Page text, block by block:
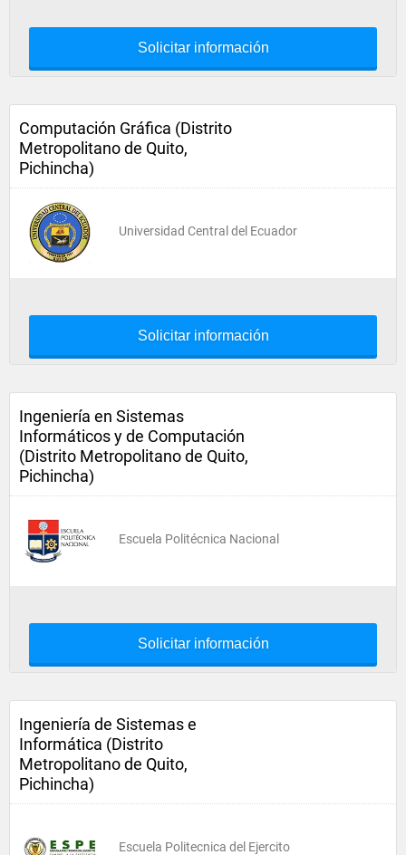
Solicitar información
Computación Gráfica (Distrito
Metropolitano de Quito,
Pichincha)
Universidad Central del Ecuador
Solicitar información
Ingeniería en Sistemas
Informáticos y de Computación
(Distrito Metropolitano de Quito,
Pichincha)
Escuela Politécnica Nacional
Solicitar información
Ingeniería de Sistemas e
Informática (Distrito
Metropolitano de Quito,
Pichincha)
Escuela Politecnica del Ejercito